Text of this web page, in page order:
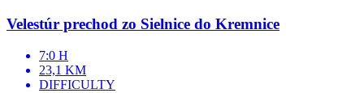
Velestúr prechod zo Sielnice do Kremnice
7:0 H
23,1 KM
DIFFICULTY